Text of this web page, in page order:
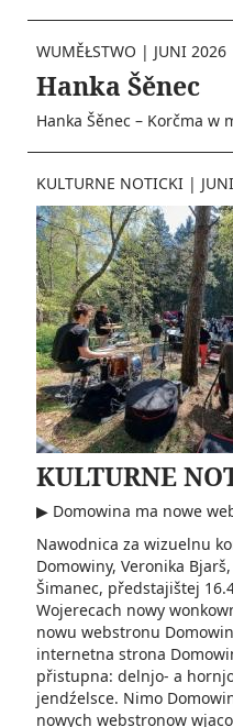
WUMĚŁSTWO | JUNI 2026
Hanka Šěnec
Hanka Šěnec – Korčma w
KULTURNE NOTICKI |
KULTURNE
▶ Domowina ma nowe
Nawodnica za wizuelnu
Domowiny, Veronika
Šimanec, předstajištej
Wojerecach nowy
nowu webstronu
internetna strona
přistupna: delnjo- a
jendźelsce. Nimo
nowych webstronow